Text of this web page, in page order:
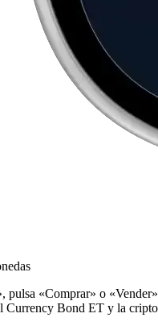
pulsa «Comprar» o
Currency Bond ET y la